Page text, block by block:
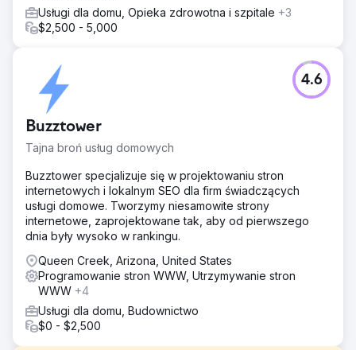
Usługi dla domu, Opieka zdrowotna i szpitale +3
$2,500 - 5,000
Buzztower
Tajna broń usług domowych
4.6
Buzztower specjalizuje się w projektowaniu stron
internetowych i lokalnym SEO dla firm świadczących
usługi domowe. Tworzymy niesamowite strony
internetowe, zaprojektowane tak, aby od pierwszego
dnia były wysoko w rankingu.
Queen Creek, Arizona, United States
Programowanie stron WWW, Utrzymywanie stron
WWW +4
Usługi dla domu, Budownictwo
$0 - $2,500